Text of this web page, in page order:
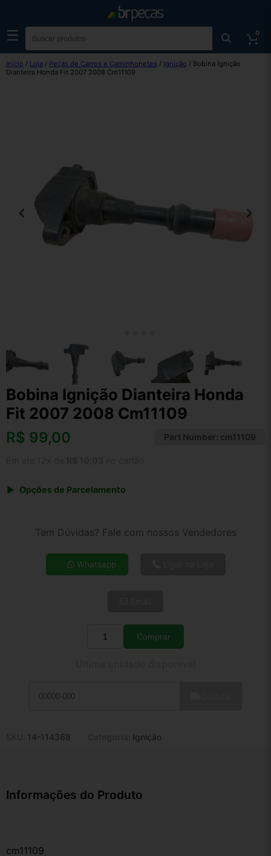
☰ 0
Início / Loja / Peças de Carros e Caminhonetes / Ignição / Bobina Ignição
Dianteira Honda Fit 2007 2008 Cm11109
Bobina Ignição Dianteira Honda
Fit 2007 2008 Cm11109
R$ 99,00 Part Number: cm11109
Opções de Parcelamento
4x de R$ 27,44
5x de R$ 22,24
Tem Dúvidas? Fale com nossos Vendedores
Whatsapp
Quantidade
Comprar
14-114368 Ignição
Informações do Produto
cm11109